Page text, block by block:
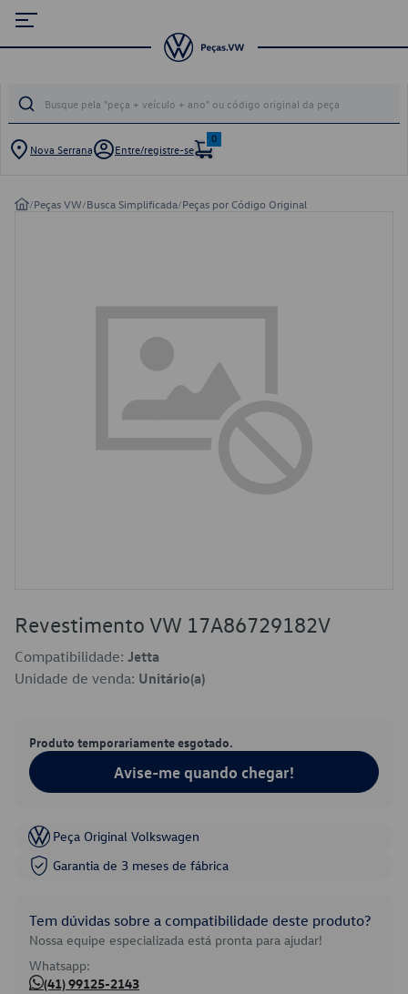
Nova Serrana Entre/registre-se
0
/Peças VW/Busca Simplificada/Peças por Código Original
Revestimento VW 17A86729182V
Compatibilidade: Jetta
Unidade de venda: Unitário(a)
Produto temporariamente esgotado.
Avise-me quando chegar!
Peça Original Volkswagen
Garantia de 3 meses de fábrica
Tem dúvidas sobre a compatibilidade deste produto?
Nossa equipe especializada está pronta para ajudar!
Whatsapp:
(41) 99125-2143